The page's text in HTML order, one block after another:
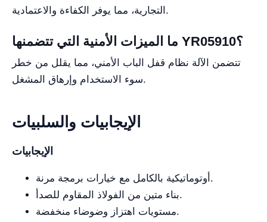
التجارية، مما يوفر الكفاءة والاعتمادية.
ما الميزات الأمنية التي تتضمنها YR05910؟
تتضمن الآلة نظام قفل الباب الأمني، مما يقلل من خطر
سوء الاستخدام وإرهاق المشغل.
الإيجابيات والسلبيات
الإيجابيات
أوتوماتيكية بالكامل مع خيارات برمجة مرنة.
بناء متين من الفولاذ المقاوم للصدأ.
مستويات اهتزاز وضوضاء منخفضة.